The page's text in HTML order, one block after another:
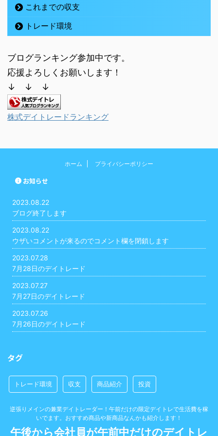
これまでの収支
トレード環境
ブログランキング参加中です。
応援よろしくお願いします！
↓ ↓ ↓
株式デイトレードランキング
ホーム プライバシーポリシー
お知らせ
2023.08.22
ブログ終了します
2023.08.22
ウザいコメントが来るのでコメント欄を閉鎖します
2023.07.28
7月28日のデイトレード
2023.07.27
7月27日のデイトレード
2023.07.26
7月26日のデイトレード
タグ
トレード環境 収支 商品紹介 投資
逆張りメインの兼業デイトレーダー！午前だけの限定デイトレで生活費を稼
いでます。おすすめ商品や新商品なんかも紹介します！
午後から会社員が午前中だけのデイトレ